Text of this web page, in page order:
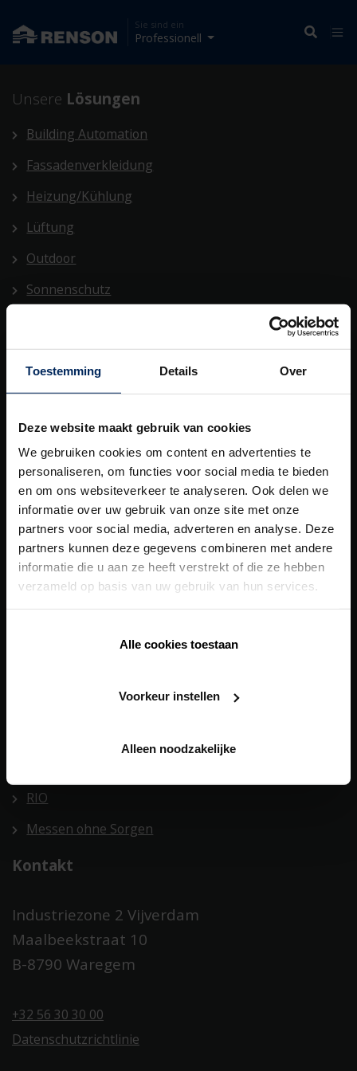
Toestemming Details Over
Deze website maakt gebruik van cookies
We gebruiken cookies om content en advertenties te
personaliseren, om functies voor social media te bieden
en om ons websiteverkeer te analyseren. Ook delen we
informatie over uw gebruik van onze site met onze
partners voor social media, adverteren en analyse. Deze
partners kunnen deze gegevens combineren met andere
informatie die u aan ze heeft verstrekt of die ze hebben
verzameld op basis van uw gebruik van hun services.
Alle cookies toestaan
Voorkeur instellen
Alleen noodzakelijke
Sie sind ein
Professionell
Unsere Lösungen
Building Automation
Fassadenverkleidung
Heizung/Kühlung
Lüftung
Outdoor
Sonnenschutz
UnsereGesamtlösungen
Health Care Concept
Healthy Apartment Concept
Healthy Residential Concept
Healthy School Concept
Digitalen Tools
BIM
POS Manual
Lead tool für Ambassadors
RIO
Messen ohne Sorgen
Kontakt
Industriezone 2 Vijverdam
Maalbeekstraat 10
B-8790 Waregem
+32 56 30 30 00
Datenschutzrichtlinie